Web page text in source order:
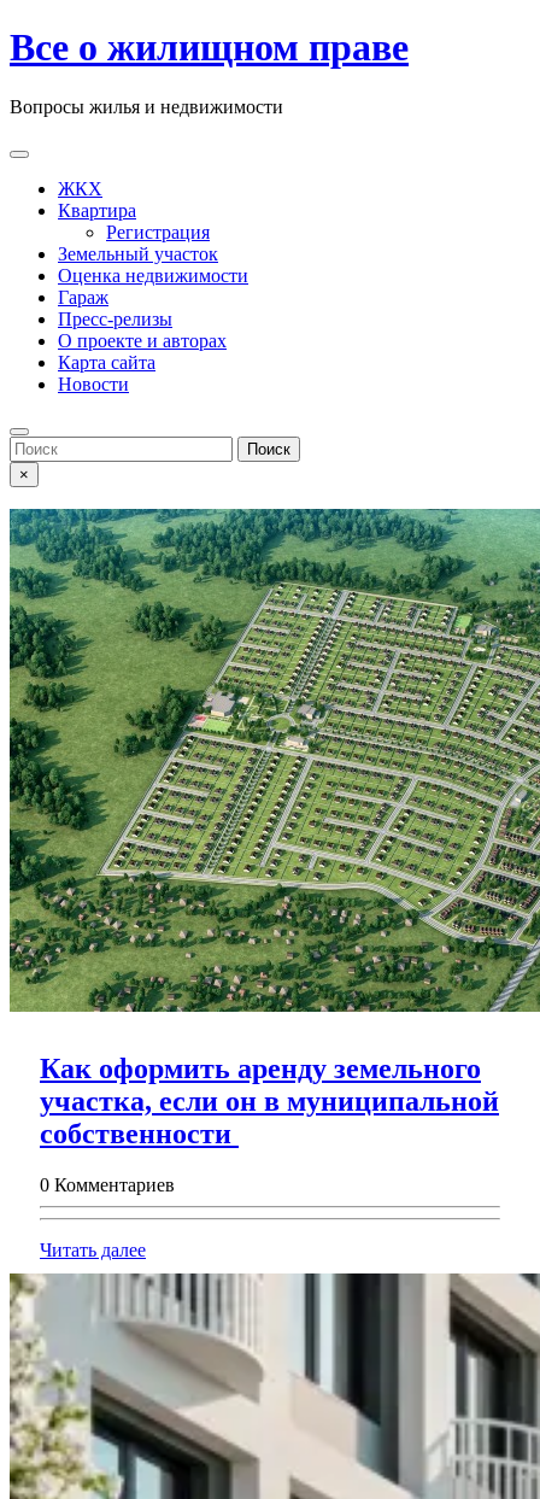
Skip
to
Все о жилищном праве
Вопросы жилья и недвижимости
Open
ButtonЖКХ
Квартира
Регистрация
Земельный участок
Оценка недвижимости
Гараж
Пресс-релизы
О проекте и авторах
Карта сайта
Новости
Close
Button
Search
for:
×
Как оформить аренду земельного
участка, если он в муниципальной
собственности
земельного
в
муниципальной
собственности
0 Комментариев
Читать далееЧитать
далее